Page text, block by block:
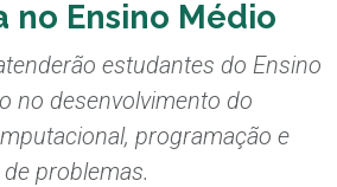
Ensino Médio
estudantes do Ensino
no desenvolvimento do
programação e
problemas.